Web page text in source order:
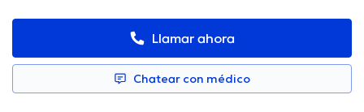
Llamar ahora
Chatear con médico